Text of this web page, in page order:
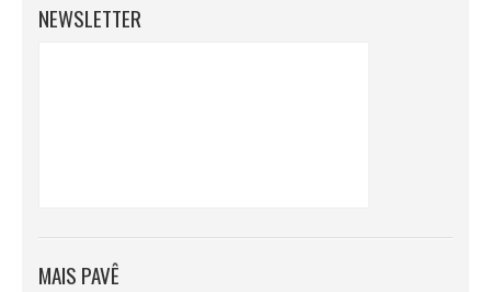
NEWSLETTER
MAIS PAVÊ